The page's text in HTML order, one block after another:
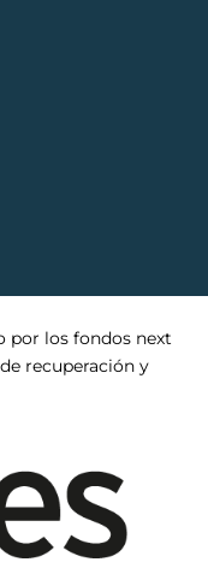
por los fondos next
recuperación y